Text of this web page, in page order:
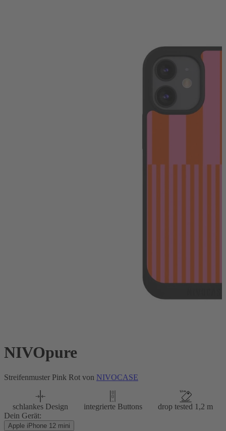
NIVOpure
Streifenmuster Pink Rot von NIVOCASE
schlankes Design integrierte Buttons
drop tested 1,2 m
Dein Gerät:
Apple iPhone 12 mini